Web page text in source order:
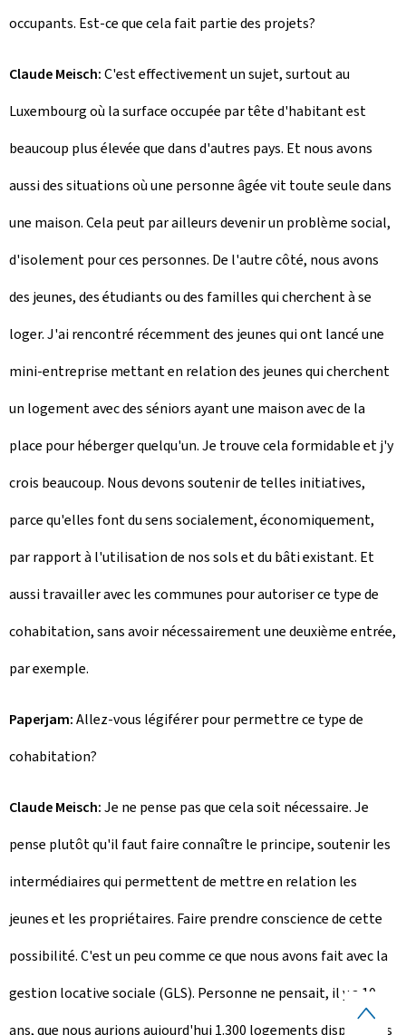
occupants. Est-ce que cela fait partie des projets?
Claude Meisch:C'est effectivement un sujet, surtout au
Luxembourg où la surface occupée par tête d'habitant est
beaucoup plus élevée que dans d'autres pays. Et nous avons
aussi des situations où une personne âgée vit toute seule dans
une maison. Cela peut par ailleurs devenir un problème social,
d'isolement pour ces personnes. De l'autre côté, nous avons
des jeunes, des étudiants ou des familles qui cherchent à se
loger. J'ai rencontré récemment des jeunes qui ont lancé une
mini-entreprise mettant en relation des jeunes qui cherchent
un logement avec des séniors ayant une maison avec de la
place pour héberger quelqu'un. Je trouve cela formidable et j'y
crois beaucoup. Nous devons soutenir de telles initiatives,
parce qu'elles font du sens socialement, économiquement,
par rapport à l'utilisation de nos sols et du bâti existant. Et
aussi travailler avec les communes pour autoriser ce type de
cohabitation, sans avoir nécessairement une deuxième entrée,
par exemple.
Paperjam:Allez-vous légiférer pour permettre ce type de
cohabitation?
Claude Meisch:Je ne pense pas que cela soit nécessaire. Je
pense plutôt qu'il faut faire connaître le principe, soutenir les
intermédiaires qui permettent de mettre en relation les
jeunes et les propriétaires. Faire prendre conscience de cette
possibilité. C'est un peu comme ce que nous avons fait avec la
gestion locative sociale (GLS). Personne ne pensait, il y a 10
ans, que nous aurions aujourd'hui 1.300 logements disponibles